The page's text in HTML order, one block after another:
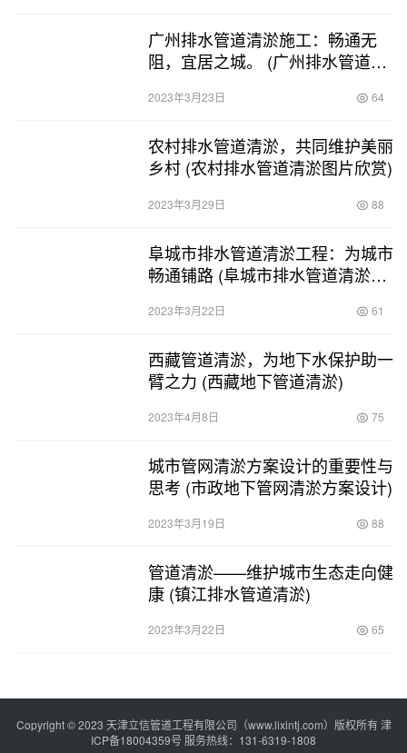
广州排水管道清淤施工：畅通无
阻，宜居之城。 (广州排水管道管
2023年3月23日 64
农村排水管道清淤，共同维护美丽
乡村 (农村排水管道清淤图片欣赏)
2023年3月29日 88
阜城市排水管道清淤工程：为城市
畅通铺路 (阜城市排水管道清淤工
2023年3月22日 61
西藏管道清淤，为地下水保护助一
臂之力 (西藏地下管道清淤)
2023年4月8日 75
城市管网清淤方案设计的重要性与
思考 (市政地下管网清淤方案设计)
2023年3月19日 88
管道清淤——维护城市生态走向健
康 (镇江排水管道清淤)
2023年3月22日 65
Copyright © 2023 天津立信管道工程有限公司（www.lixintj.com）版权所有津
ICP备18004359号 服务热线：131-6319-1808